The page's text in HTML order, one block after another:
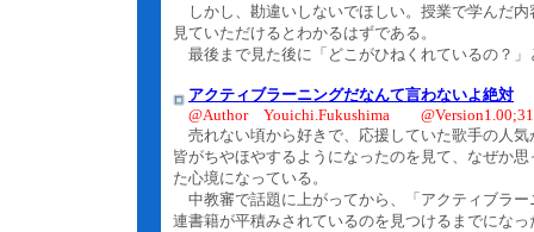
しかし、勘違いしないでほしい。授業で学んだ
見ていただけるとわかるはずである。
最後まで見た後に「どこがひねくれているの？
アクティブラーニングだなんて言わないよ絶対
@Author Youichi.Fukushima
売れない頃から好きで、応援していた歌手の人
皆がちやほやするようになったのを見て、なぜか
た心境になっている。
中教審で話題に上がってから、「アクティブラ
連書籍が平積みされているのを見つけるまでにな